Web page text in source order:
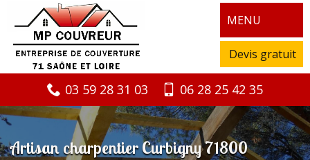
MENU
Devis gratuit
03 59 28 31 03 06 28 25 42 35
Artisan charpentier Curbigny 71800